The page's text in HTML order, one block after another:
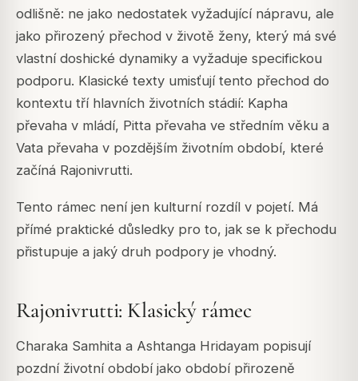
odlišně: ne jako nedostatek vyžadující nápravu, ale
jako přirozený přechod v životě ženy, který má své
vlastní doshické dynamiky a vyžaduje specifickou
podporu. Klasické texty umisťují tento přechod do
kontextu tří hlavních životních stádií: Kapha
převaha v mládí, Pitta převaha ve středním věku a
Vata převaha v pozdějším životním období, které
začíná Rajonivrutti.
Tento rámec není jen kulturní rozdíl v pojetí. Má
přímé praktické důsledky pro to, jak se k přechodu
přistupuje a jaký druh podpory je vhodný.
Rajonivrutti: Klasický rámec
Charaka Samhita a Ashtanga Hridayam popisují
pozdní životní období jako období přirozeně